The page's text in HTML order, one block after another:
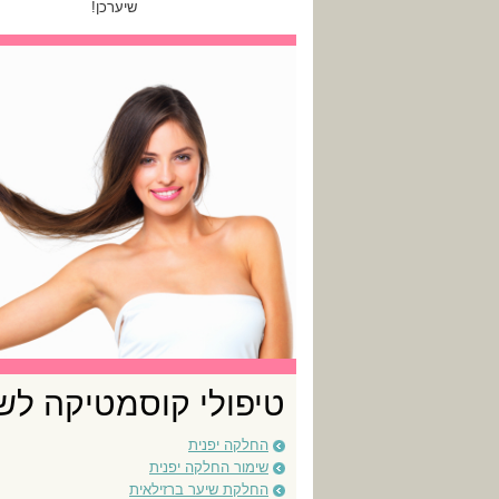
שיערכן!
טיפולי קוסמטיקה
החלקה יפנית
שימור החלקה יפנית
החלקת שיער ברזילאית